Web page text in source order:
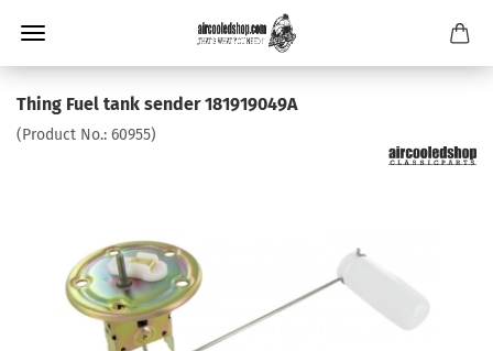
Thing Fuel tank sender 181919049A
(Product No.: 60955)